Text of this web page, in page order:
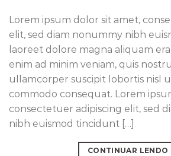
Lorem ipsum dolor sit amet,
elit, sed diam nonummy nibh
laoreet dolore magna aliquam
enim ad minim veniam, quis
ullamcorper suscipit lobortis nisl
commodo consequat. Lorem
consectetuer adipiscing elit, sed
nibh euismod tincidunt […]
CONTINUAR LENDO